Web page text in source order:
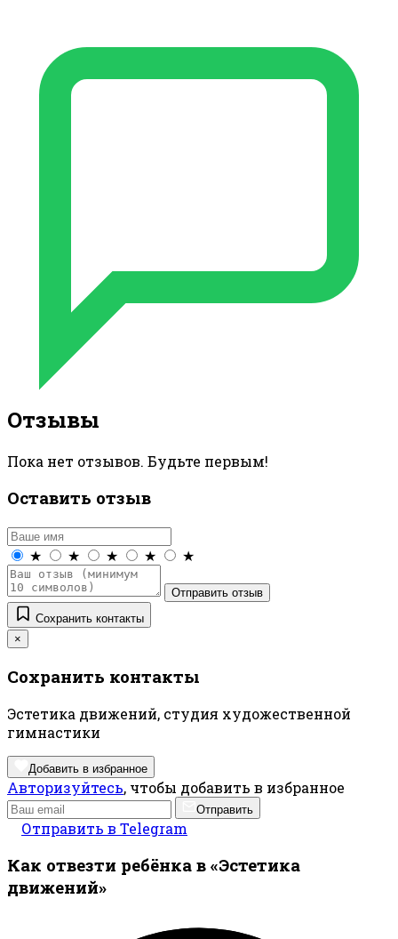
Отзывы
Пока нет отзывов. Будьте первым!
Оставить отзыв
★ ★ ★ ★ ★
Отправить отзыв
Сохранить контакты
×
Сохранить контакты
Эстетика движений, студия художественной
гимнастики
Добавить в избранное
Авторизуйтесь, чтобы добавить в избранное
Отправить
Отправить в Telegram
Как отвезти ребёнка в «Эстетика
движений»